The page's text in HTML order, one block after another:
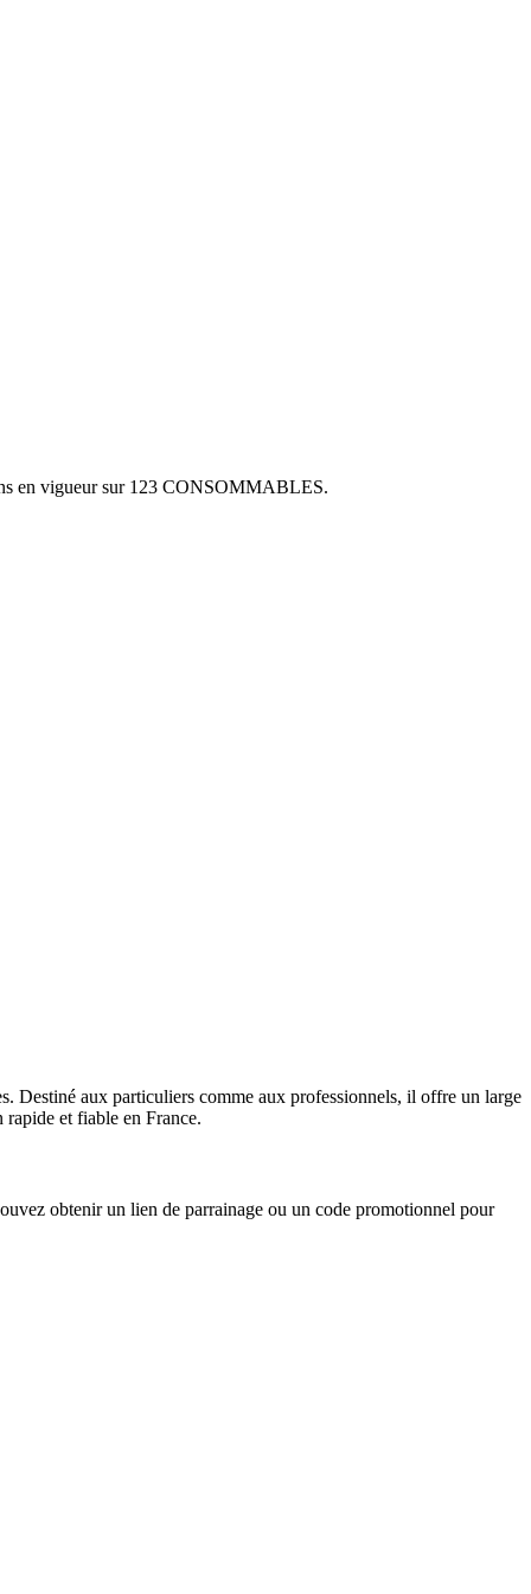
en vigueur sur 123 CONSOMMABLES.
Destiné aux particuliers comme aux professionnels, il offre un large
et fiable en France.
obtenir un lien de parrainage ou un code promotionnel pour